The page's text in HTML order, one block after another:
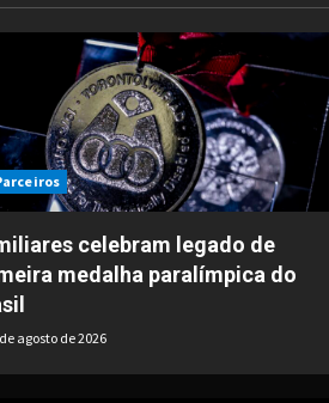
celebram legado de
medalha paralímpica do
agosto de 2026